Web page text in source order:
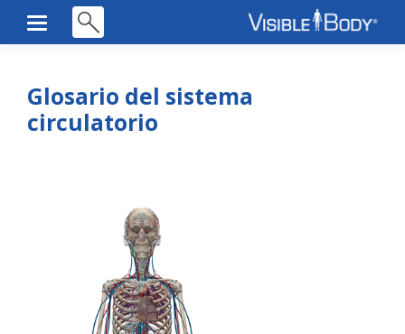
Glosario del sistema
circulatorio